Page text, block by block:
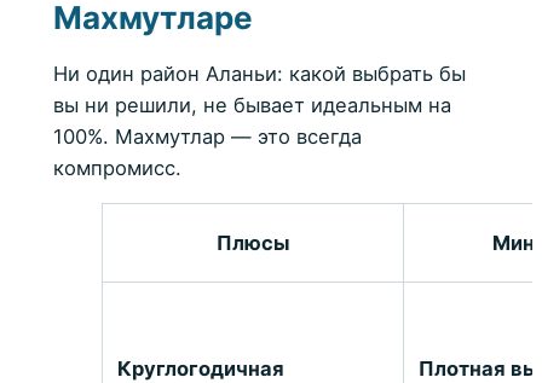
Махмутларе
Ни один район Аланьи: какой выбрать бы
вы ни решили, не бывает идеальным на
100%. Махмутлар — это всегда
компромисс.
Плюсы
Круглогодичная
Плотная